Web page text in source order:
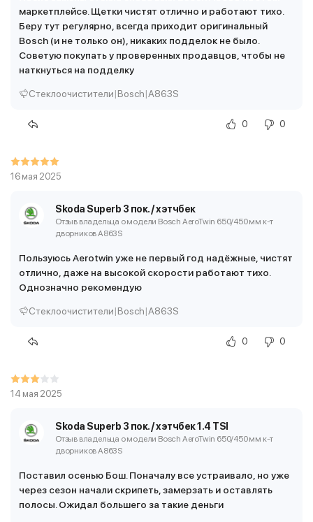
маркетплейсе. Щетки чистят отлично и работают тихо.
Беру тут регулярно, всегда приходит оригинальный
Bosch (и не только он), никаких подделок не было.
Советую покупать у проверенных продавцов, чтобы не
наткнуться на подделку
Стеклоочистители|Bosch|A863S
0 0
16 мая 2025
Skoda Superb 3 пок. / хэтчбек
Отзыв владельца о модели Bosch AeroTwin 650/450 мм к-т
дворников A863S
Пользуюсь Aerotwin уже не первый год надёжные, чистят
отлично, даже на высокой скорости работают тихо.
Однозначно рекомендую
Стеклоочистители|Bosch|A863S
0 0
14 мая 2025
Skoda Superb 3 пок. / хэтчбек 1.4 TSI
Отзыв владельца о модели Bosch AeroTwin 650/450 мм к-т
дворников A863S
Поставил осенью Бош. Поначалу все устраивало, но уже
через сезон начали скрипеть, замерзать и оставлять
полосы. Ожидал большего за такие деньги